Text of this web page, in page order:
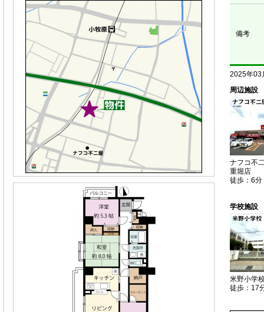
備考
2025年03
周辺施設
ナフコ不
重堀店
徒歩：6分
学校施設
米野小学
徒歩：17